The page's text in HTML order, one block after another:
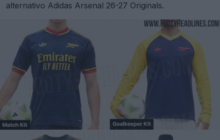
alternativo Adidas Arsenal 26-27 Originals.